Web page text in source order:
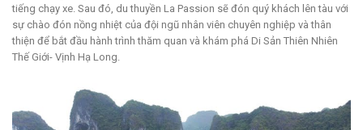
tiếng chạy xe. Sau đó, du thuyền La Passion sẽ đón quý khách lên tàu với
sự chào đón nồng nhiệt của đội ngũ nhân viên chuyên nghiệp và thân
thiện để bắt đầu hành trình thăm quan và khám phá Di Sản Thiên Nhiên
Thế Giới- Vịnh Hạ Long.